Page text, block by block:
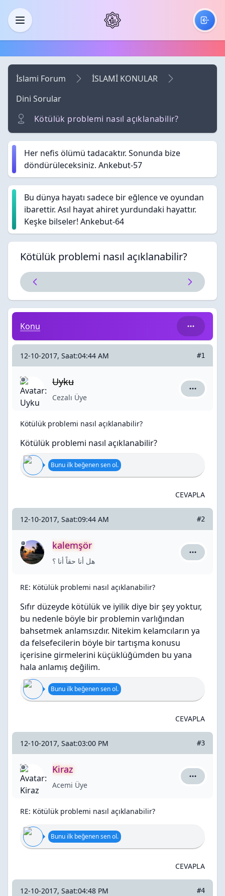
Skip to main content
Menü
İslami Forum
İSLAMİ KONULAR
Dini Sorular
Kötülük problemi nasıl açıklanabilir?
Her nefis ölümü tadacaktır. Sonunda bize
döndürüleceksiniz. Ankebut-57
Bu dünya hayatı sadece bir eğlence ve oyundan
ibarettir. Asıl hayat ahiret yurdundaki hayattır.
Keşke bilseler! Ankebut-64
Kötülük problemi nasıl açıklanabilir?
Kötülük problemi nasıl açıklanabilir?
Konu
12-10-2017, Saat:04:44 AM #1
Uyku
Cezalı Üye Uyku için
Kötülük problemi nasıl açıklanabilir?
Kötülük problemi nasıl açıklanabilir?
Bunu ilk beğenen sen ol.
CEVAPLA
12-10-2017, Saat:09:44 AM #2
kalemşör
هل أنا حقاً أنا ؟ kalemşör
RE: Kötülük problemi nasıl açıklanabilir?
Sıfır düzeyde kötülük ve iyilik diye bir şey yoktur,
bu nedenle böyle bir problemin varlığından
bahsetmek anlamsızdır. Nitekim kelamcıların ya
da felsefecilerin böyle bir tartışma konusu
içerisine girmelerini küçüklüğümden bu yana
hala anlamış değilim.
Bunu ilk beğenen sen ol.
CEVAPLA
12-10-2017, Saat:03:00 PM #3
Kiraz
Acemi Üye Kiraz için
RE: Kötülük problemi nasıl açıklanabilir?
Bunu ilk beğenen sen ol.
CEVAPLA
12-10-2017, Saat:04:48 PM #4